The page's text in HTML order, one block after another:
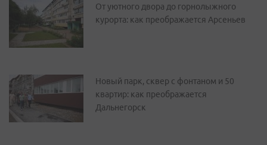
От уютного двора до горнолыжного
курорта: как преображается Арсеньев
Новый парк, сквер с фонтаном и 50
квартир: как преображается
Дальнегорск